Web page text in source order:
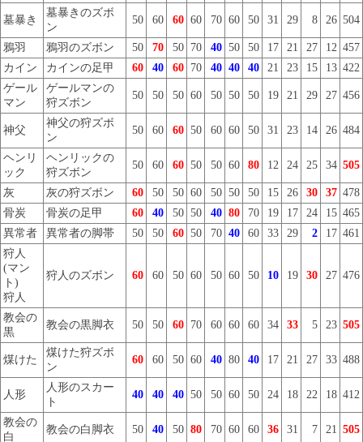
墓暴き
墓暴きのズボ
ン
50 60 60 60 70 60 50 31 29 8 26 504
鴉羽 鴉羽のズボン 50 70 50 70 40 50 50 17 21 27 12 457
カイン
カインの足甲 60 40 60 70 40 40 40 21 23 15 13 422
ゲール
マン
ゲールマンの
狩ズボン
50 50 50 60 50 50 50 19 21 29 27 456
神父
神父の狩ズボ
ン
50 60 60 50 60 60 50 31 23 14 26 484
ヘンリ
ック
ヘンリックの
狩ズボン
50 60 60 50 50 60 80 12 24 25 34 505
灰 灰の狩ズボン 60 50 50 60 50 50 50 15 26 30 37 478
骨炭
骨炭の足甲 60 40 50 50 40 80 70 19 17 24 15 465
異常者
異常者の脚帯 50 50 60 50 70 40 60 33 29 2 17 461
狩人
(マン
ト)
狩人
狩人のズボン 60 60 50 60 50 60 50 10 19 30 27 476
教会の
黒
教会の黒脚衣 50 50 60 70 60 60 60 34 33 5 23 505
煤けた
煤けた狩ズボ
ン
60 60 50 60 40 80 40 17 21 27 33 488
人形
人形のスカー
ト
40 40 40 50 50 60 50 24 18 22 18 412
教会の
白
教会の白脚衣 50 40 50 80 70 60 60 36 31 7 21 505